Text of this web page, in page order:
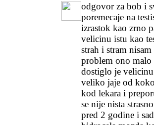
odgovor za bob i
poremecaje na
izrastok kao zrno
velicinu istu kao
strah i stram
problem ono
dostiglo je
veliko jaje od
kod lekara i
se nije nista
pred 2 godine i